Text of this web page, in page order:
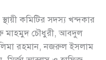
কমিটির সদস্য খন্দকার
মাহমুদ চৌধুরী, আবদুল
রহমান, নজরুল ইসলাম